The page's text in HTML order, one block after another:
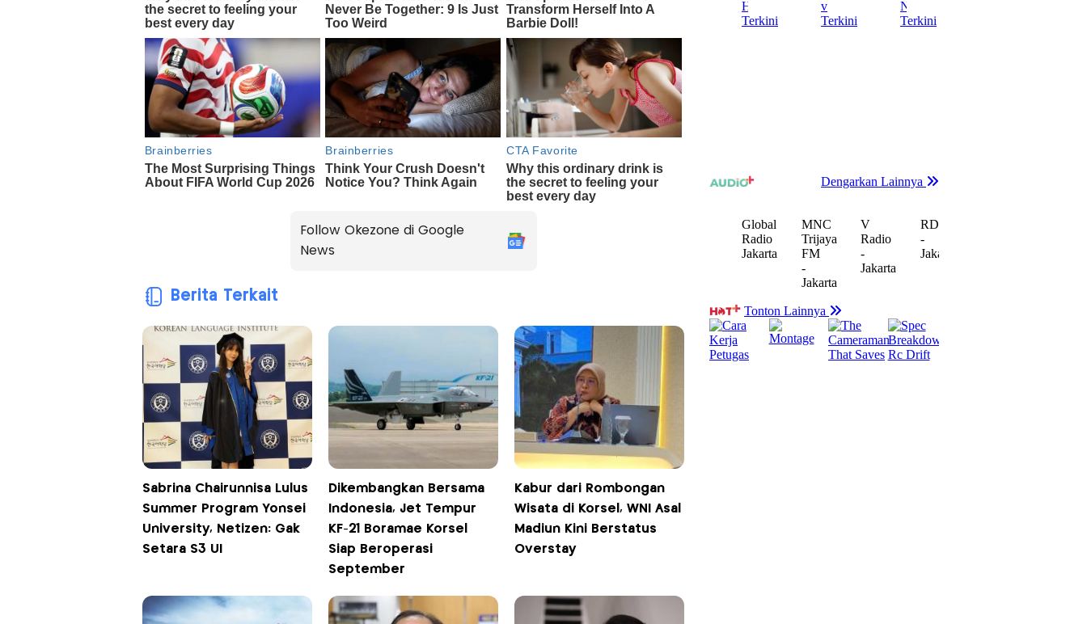
Follow Okezone di Google
News
Berita Terkait
Sabrina Chairunnisa Lulus
Summer Program Yonsei
University, Netizen: Gak
Setara S3 UI
Dikembangkan Bersama
Indonesia, Jet Tempur
KF-21 Boramae Korsel
Siap Beroperasi
September
Kabur dari Rombongan
Wisata di Korsel, WNI Asal
Madiun Kini Berstatus
Overstay